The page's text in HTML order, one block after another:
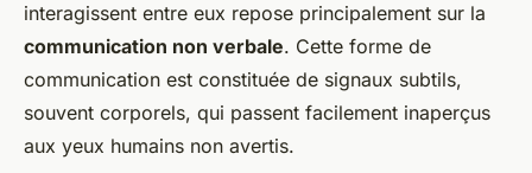
interagissent entre eux repose principalement sur la
communication non verbale. Cette forme de
communication est constituée de signaux subtils,
souvent corporels, qui passent facilement inaperçus
aux yeux humains non avertis.